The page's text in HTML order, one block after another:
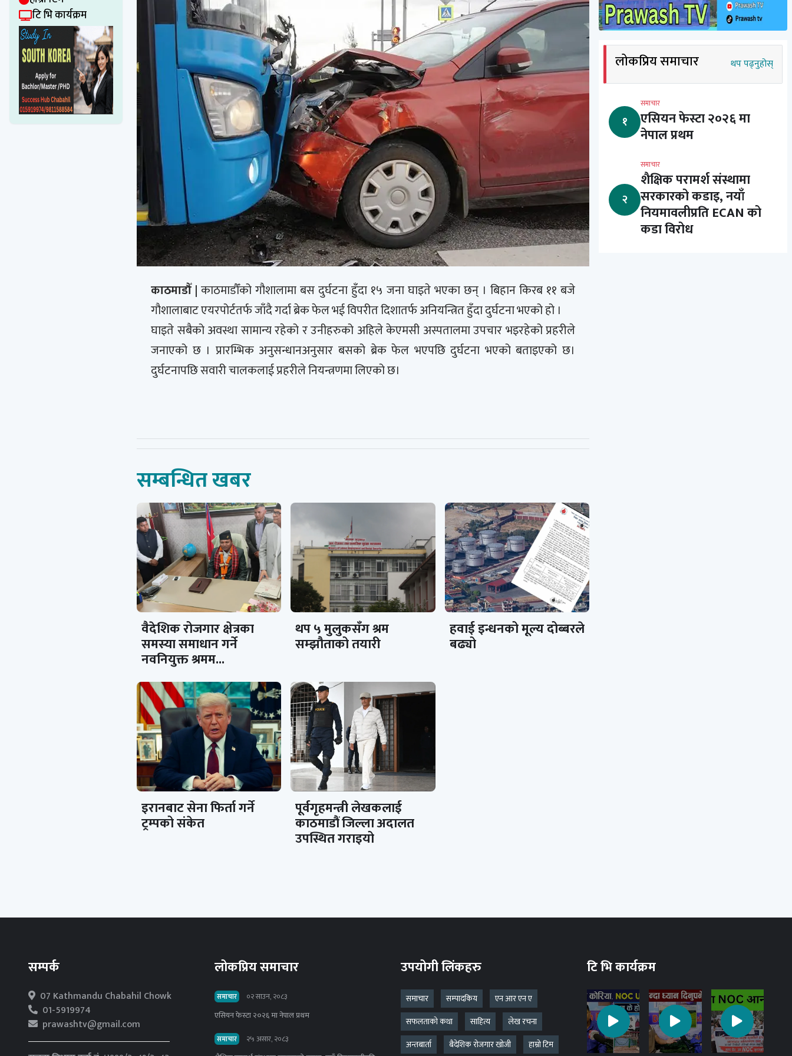
टि भि कार्यक्रम
काठमाडौँ | काठमाडौँको गौशालामा बस दुर्घटना हुँदा १५ जना घाइते भएका छन् । बिहान किरब ११ बजे
गौशालाबाट एयरपोर्टतर्फ जाँदै गर्दा ब्रेक फेल भई विपरीत दिशातर्फ अनियन्त्रित हुँदा दुर्घटना भएको हो ।
घाइते सबैको अवस्था सामान्य रहेको र उनीहरुको अहिले केएमसी अस्पतालमा उपचार भइरहेको प्रहरीले
जनाएको छ । प्रारम्भिक अनुसन्धानअनुसार बसको ब्रेक फेल भएपछि दुर्घटना भएको बताइएको छ।
दुर्घटनापछि सवारी चालकलाई प्रहरीले नियन्त्रणमा लिएको छ।
सम्बन्धित खबर
वैदेशिक रोजगार क्षेत्रका
समस्या समाधान गर्ने
नवनियुक्त श्रमम...
थप ५ मुलुकसँग श्रम
सम्झौताको तयारी
हवाई इन्धनको मूल्य दोब्बरले
बढ्यो
इरानबाट सेना फिर्ता गर्ने
ट्रम्पको संकेत
पूर्वगृहमन्त्री लेखकलाई
काठमाडौं जिल्ला अदालत
उपस्थित गराइयो
लोकप्रिय समाचार थप पढ्नुहोस्
१
समाचार
एसियन फेस्टा २०२६ मा
नेपाल प्रथम
२
समाचार
शैक्षिक परामर्श संस्थामा
सरकारको कडाइ, नयाँ
नियमावलीप्रति ECAN को
कडा विरोध
सम्पर्क
07 Kathmandu Chabahil Chowk
01-5919974
prawashtv@gmail.com
लोकप्रिय समाचार
समाचार
०२ साउन, २०८३
एसियन फेस्टा २०२६ मा नेपाल प्रथम
समाचार
२५ असार, २०८३
उपयोगी लिंकहरु
समाचार सम्पादकिय
एन आर एन ए
सफलताको कथा
साहित्य
लेख रचना
अन्तबार्ता
बैदेशिक रोजगार खोजी हाम्रो टिम
टि भि कार्यक्रम